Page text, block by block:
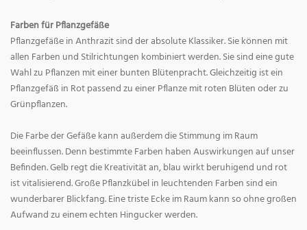
Farben für Pflanzgefäße
Pflanzgefäße in Anthrazit sind der absolute Klassiker. Sie können mit
allen Farben und Stilrichtungen kombiniert werden. Sie sind eine gute
Wahl zu Pflanzen mit einer bunten Blütenpracht. Gleichzeitig ist ein
Pflanzgefäß in Rot passend zu einer Pflanze mit roten Blüten oder zu
Grünpflanzen.
Die Farbe der Gefäße kann außerdem die Stimmung im Raum
beeinflussen. Denn bestimmte Farben haben Auswirkungen auf unser
Befinden. Gelb regt die Kreativität an, blau wirkt beruhigend und rot
ist vitalisierend. Große Pflanzkübel in leuchtenden Farben sind ein
wunderbarer Blickfang. Eine triste Ecke im Raum kann so ohne großen
Aufwand zu einem echten Hingucker werden.